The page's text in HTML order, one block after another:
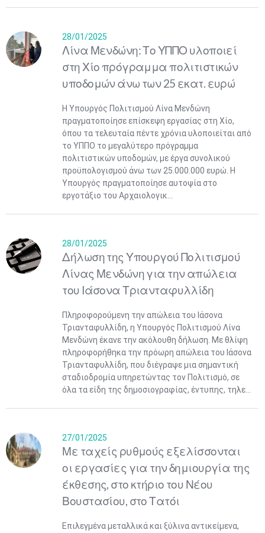
28/01/2025
Λίνα Μενδώνη: Το ΥΠΠΟ υλοποιεί
στη Χίο πρόγραμμα πολιτιστικών
υποδομών άνω των 25 εκατ. ευρώ
Η Υπουργός Πολιτισμού Λίνα Μενδώνη
πραγματοποίησε επίσκεψη εργασίας στη Χίο,
όπου τα τελευταία πέντε χρόνια υλοποιείται από
το ΥΠΠΟ το μεγαλύτερο πρόγραμμα
πολιτιστικών υποδομών, με έργα συνολικού
προϋπολογισμού άνω των 25.000.000 ευρώ. Η
Υπουργός πραγματοποίησε αυτοψία στο
εργοτάξιο του Αρχαιολογικ...
28/01/2025
Δήλωση της Υπουργού Πολιτισμού
Λίνας Μενδώνη για την απώλεια
του Ιάσονα Τριανταφυλλίδη
Πληροφορούμενη την απώλεια του Ιάσονα
Τριανταφυλλίδη, η Υπουργός Πολιτισμού Λίνα
Μενδώνη έκανε την ακόλουθη δήλωση. Με θλίψη
πληροφορήθηκα την πρόωρη απώλεια του Ιάσονα
Τριανταφυλλίδη, που διέγραψε μια σημαντική
σταδιοδρομία υπηρετώντας τον Πολιτισμό, σε
όλα τα είδη της δημοσιογραφίας, έντυπης, τηλε...
27/01/2025
Με ταχείς ρυθμούς εξελίσσονται
οι εργασίες για την δημιουργία της
έκθεσης, στο κτήριο του Νέου
Βουστασίου, στο Τατόι
Επιλεγμένα μεταλλικά και ξύλινα αντικείμενα,